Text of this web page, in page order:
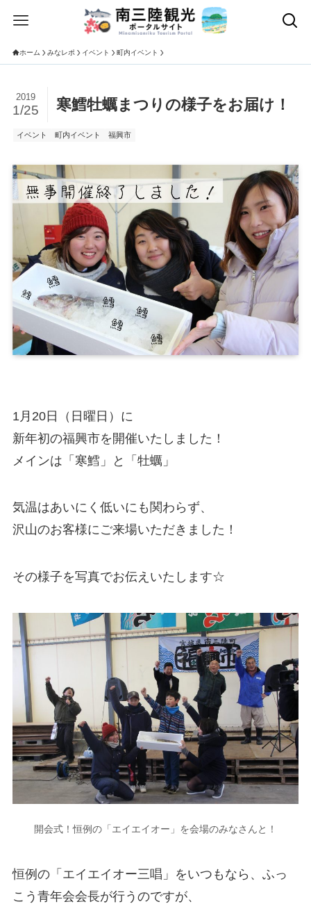
ホーム みなレポ イベント 町内イベント
寒鱈牡蠣まつりの様子をお届け！
2019
1/25
イベント 町内イベント 福興市
1月20日（日曜日）に
新年初の福興市を開催いたしました！
メインは「寒鱈」と「牡蠣」
気温はあいにく低いにも関わらず、
沢山のお客様にご来場いただきました！
その様子を写真でお伝えいたします☆
開会式！恒例の「エイエイオー」を会場のみなさんと！
恒例の「エイエイオー三唱」をいつもなら、ふっ
こう青年会会長が行うのですが、